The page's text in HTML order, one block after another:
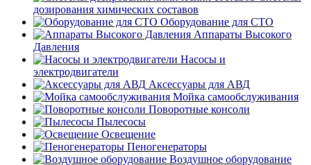
дозирования химических составов
Оборудование для СТО
Аппараты Высокого
Давления
Насосы и
электродвигатели
Аксессуары для АВД
Мойка самообслуживания
Поворотные консоли
Пылесосы
Освещение
Пеногенераторы
Воздушное оборудование